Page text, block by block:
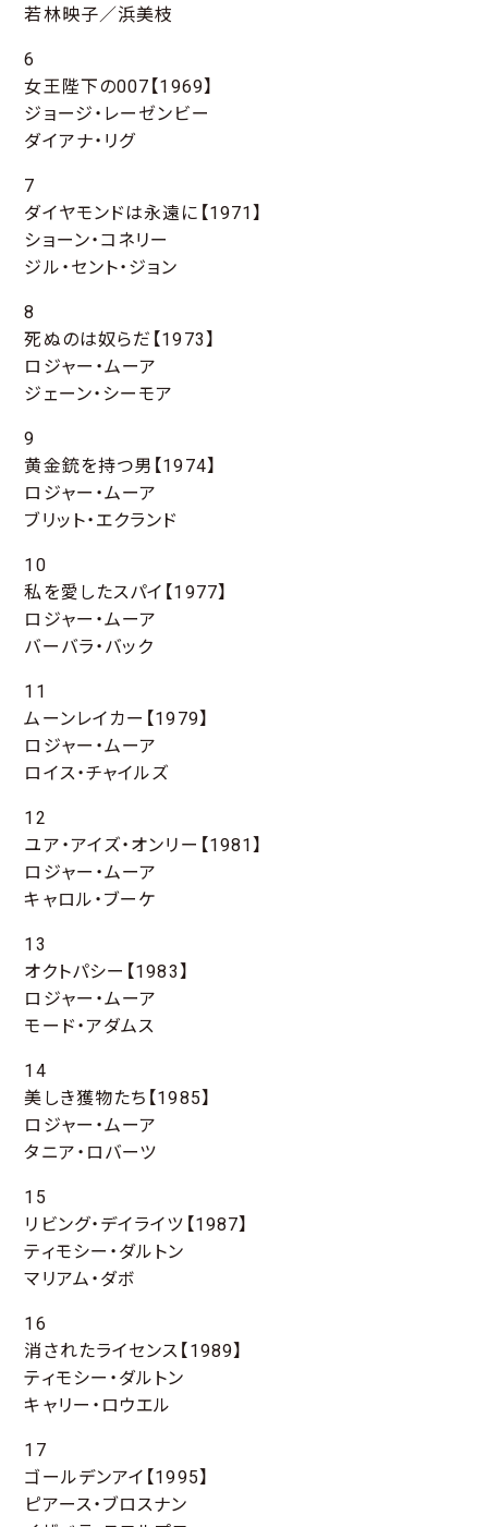
若林映子／浜美枝
6
女王陛下の007【1969】
ジョージ・レーゼンビー
ダイアナ・リグ
7
ダイヤモンドは永遠に【1971】
ショーン・コネリー
ジル・セント・ジョン
8
死ぬのは奴らだ【1973】
ロジャー・ムーア
ジェーン・シーモア
9
黄金銃を持つ男【1974】
ロジャー・ムーア
ブリット・エクランド
10
私を愛したスパイ【1977】
ロジャー・ムーア
バーバラ・バック
11
ムーンレイカー【1979】
ロジャー・ムーア
ロイス・チャイルズ
12
ユア・アイズ・オンリー【1981】
ロジャー・ムーア
キャロル・ブーケ
13
オクトパシー【1983】
ロジャー・ムーア
モード・アダムス
14
美しき獲物たち【1985】
ロジャー・ムーア
タニア・ロバーツ
15
リビング・デイライツ【1987】
ティモシー・ダルトン
マリアム・ダボ
16
消されたライセンス【1989】
ティモシー・ダルトン
キャリー・ロウエル
17
ゴールデンアイ【1995】
ピアース・ブロスナン